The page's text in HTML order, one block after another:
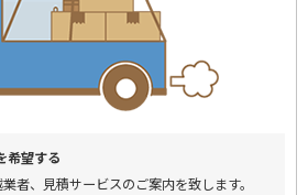
希望する
者、見積サービスのご案内を致します。